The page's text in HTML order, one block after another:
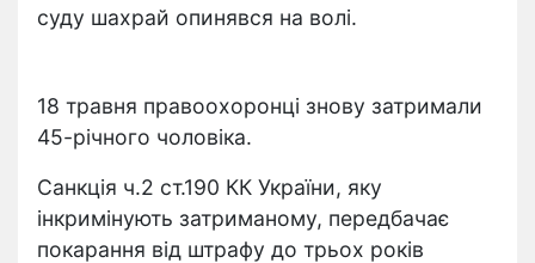
суду шахрай опинявся на волі.
18 травня правоохоронці знову затримали
45-річного чоловіка.
Санкція ч.2 ст.190 КК України, яку
інкримінують затриманому, передбачає
покарання від штрафу до трьох років